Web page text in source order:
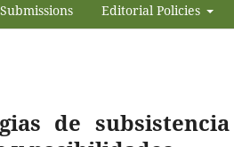
Submissions Editorial Policies
de subsistencia